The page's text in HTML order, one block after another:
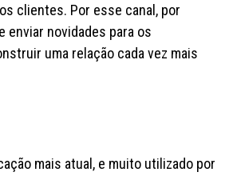
clientes. Por esse canal, por
enviar novidades para os
uma relação cada vez mais
mais atual, e muito utilizado por